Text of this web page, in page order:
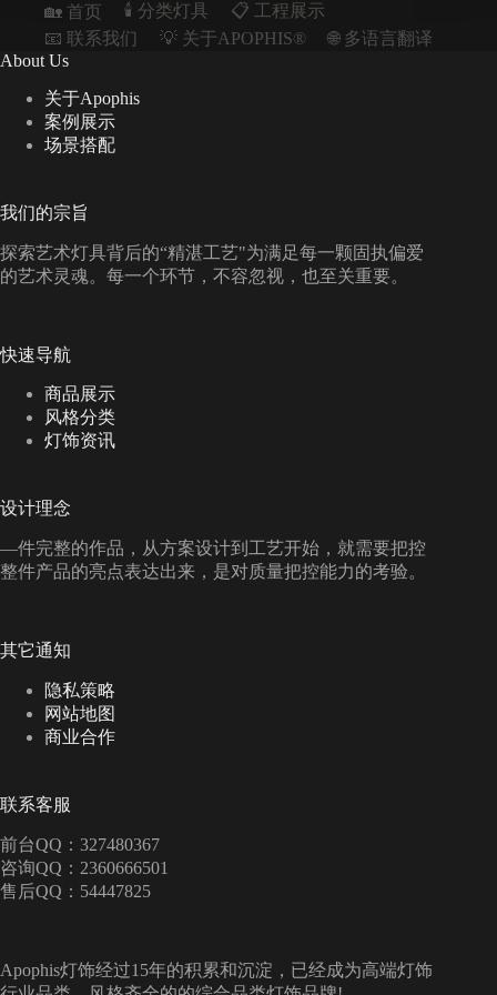
🏡 首页 🕯️ 分类灯具
📋︎ 工程展示
📧 联系我们
💡 关于APOPHIS®
🌐 多语言翻译
About Us
关于Apophis
案例展示
场景搭配
我们的宗旨
探索艺术灯具背后的“精湛工艺"为满足每一颗固执偏爱
的艺术灵魂。每一个环节，不容忽视，也至关重要。
快速导航
商品展示
风格分类
灯饰资讯
设计理念
—件完整的作品，从方案设计到工艺开始，就需要把控
整件产品的亮点表达出来，是对质量把控能力的考验。
其它通知
隐私策略
网站地图
商业合作
联系客服
前台QQ：327480367
咨询QQ：2360666501
售后QQ：54447825
Apophis灯饰经过15年的积累和沉淀，已经成为高端灯饰